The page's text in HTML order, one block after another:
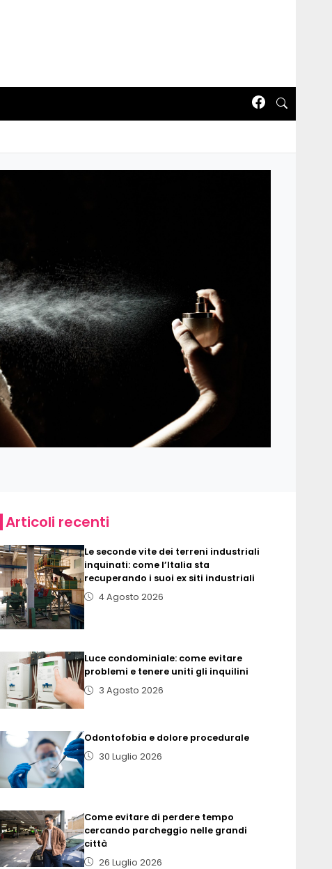
Articoli recenti
Le seconde vite dei terreni industriali
inquinati: come l’Italia sta
recuperando i suoi ex siti industriali
4 Agosto 2026
Luce condominiale: come evitare
problemi e tenere uniti gli inquilini
3 Agosto 2026
Odontofobia e dolore procedurale
30 Luglio 2026
Come evitare di perdere tempo
cercando parcheggio nelle grandi
città
26 Luglio 2026